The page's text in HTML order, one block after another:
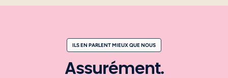
ILS EN PARLENT MIEUX QUE NOUS
Assurément.